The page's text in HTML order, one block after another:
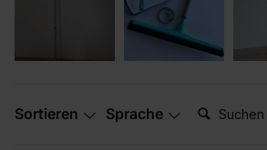
Sortieren Sprache Suchen: